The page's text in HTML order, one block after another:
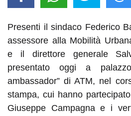
Presenti il sindaco Federico
assessore alla Mobilità
e il direttore generale
presentato oggi a
ambassador” di ATM, nel
stampa, cui hanno
Giuseppe Campagna e i